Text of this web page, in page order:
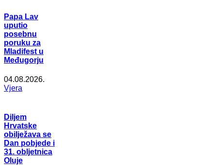
Papa Lav
uputio
posebnu
poruku za
Mladifest u
Međugorju
04.08.2026.
Vjera
Diljem
Hrvatske
obilježava se
Dan pobjede i
31. obljetnica
Oluje